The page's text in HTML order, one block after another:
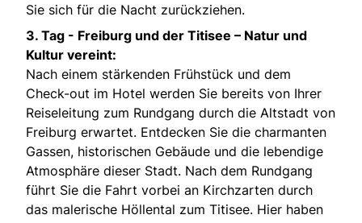
Sie sich für die Nacht zurückziehen.
3. Tag - Freiburg und der Titisee – Natur und
Kultur vereint:
Nach einem stärkenden Frühstück und dem
Check-out im Hotel werden Sie bereits von Ihrer
Reiseleitung zum Rundgang durch die Altstadt von
Freiburg erwartet. Entdecken Sie die charmanten
Gassen, historischen Gebäude und die lebendige
Atmosphäre dieser Stadt. Nach dem Rundgang
führt Sie die Fahrt vorbei an Kirchzarten durch
das malerische Höllental zum Titisee. Hier haben